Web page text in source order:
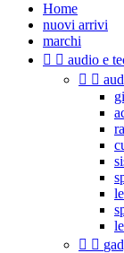
Home
nuovi arrivi
marchi
  audio e
 
 